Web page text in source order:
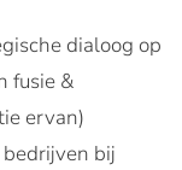
dialoog op
fusie &
ervan)
bij